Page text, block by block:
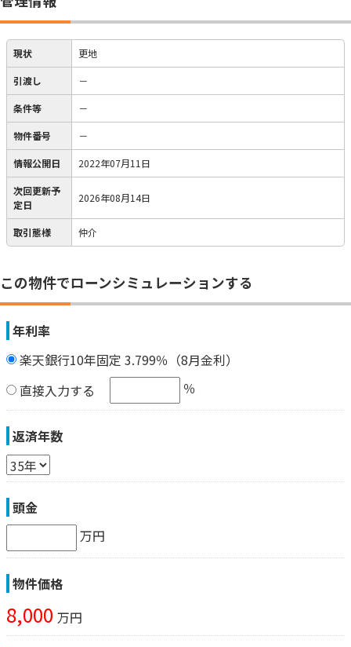
現状 更地
引渡し －
条件等 －
物件番号 －
情報公開日 2022年07月11日
次回更新予
定日
2026年08月14日
取引態様 仲介
この物件でローンシミュレーションする
年利率
楽天銀行10年固定 3.799％（8月金利）
直接入力する
％
返済年数
頭金
万円
物件価格
8,000 万円